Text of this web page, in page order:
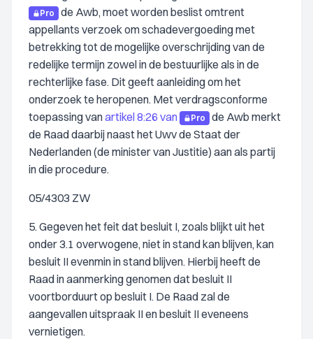
Pro
de Awb, moet worden beslist omtrent
appellants verzoek om schadevergoeding met
betrekking tot de mogelijke overschrijding van de
redelijke termijn zowel in de bestuurlijke als in de
rechterlijke fase. Dit geeft aanleiding om het
onderzoek te heropenen. Met verdragsconforme
toepassing vanartikel 8:26 van Pro
de Awb merkt
de Raad daarbij naast het Uwv de Staat der
Nederlanden (de minister van Justitie) aan als partij
in die procedure.
05/4303 ZW
5. Gegeven het feit dat besluit I, zoals blijkt uit het
onder 3.1 overwogene, niet in stand kan blijven, kan
besluit II evenmin in stand blijven. Hierbij heeft de
Raad in aanmerking genomen dat besluit II
voortborduurt op besluit I. De Raad zal de
aangevallen uitspraak II en besluit II eveneens
vernietigen.